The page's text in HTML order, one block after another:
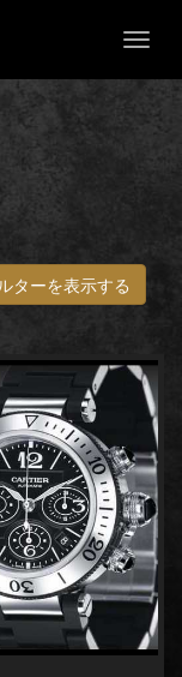
ターを表示する